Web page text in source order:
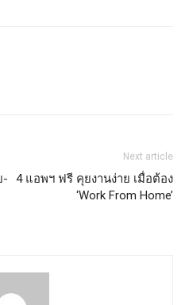
-
Next article
4 แอพฯ ฟรี คุยงานง่าย เมื่อต้อง
‘Work From Home’